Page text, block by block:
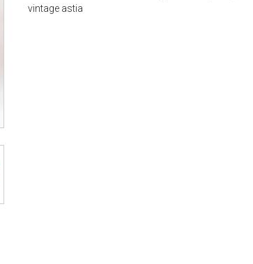
vintage astia